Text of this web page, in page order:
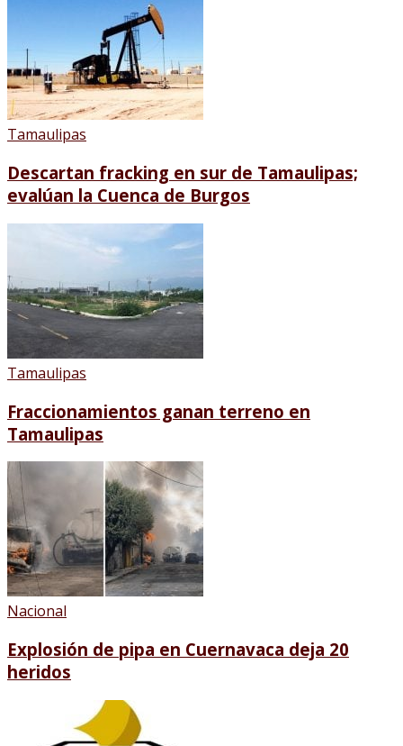
Tamaulipas
Descartan fracking en sur de Tamaulipas;
evalúan la Cuenca de Burgos
Tamaulipas
Fraccionamientos ganan terreno en
Tamaulipas
Nacional
Explosión de pipa en Cuernavaca deja 20
heridos